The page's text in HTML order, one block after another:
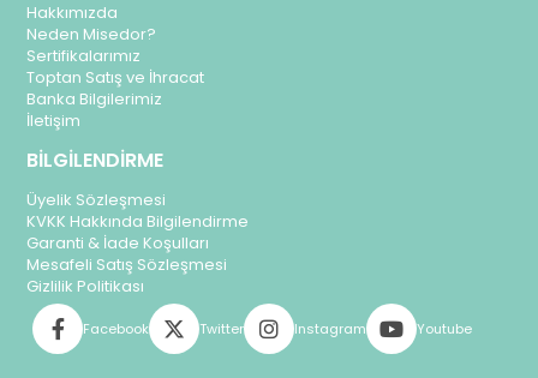
Hakkımızda
Neden Misedor?
Sertifikalarımız
Toptan Satış ve İhracat
Banka Bilgilerimiz
İletişim
BİLGİLENDİRME
Üyelik Sözleşmesi
KVKK Hakkında Bilgilendirme
Garanti & İade Koşulları
Mesafeli Satış Sözleşmesi
Gizlilik Politikası
Facebook Twitter Instagram Youtube